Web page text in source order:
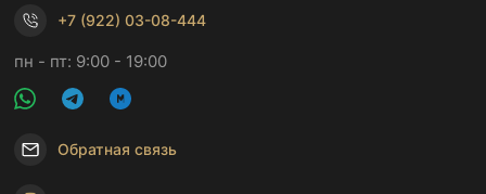
+7 (922) 03-08-444
пн - пт: 9:00 - 19:00
Обратная связь